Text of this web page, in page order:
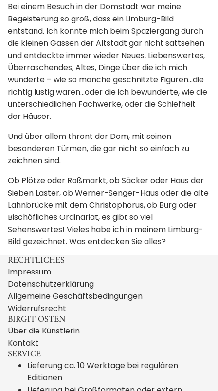
Bei einem Besuch in der Domstadt war meine
Begeisterung so groß, dass ein Limburg-Bild
entstand. Ich konnte mich beim Spaziergang durch
die kleinen Gassen der Altstadt gar nicht sattsehen
und entdeckte immer wieder Neues, Liebenswertes,
Überraschendes, Altes, Dinge über die ich mich
wunderte – wie so manche geschnitzte Figuren…die
richtig lustig waren…oder die ich bewunderte, wie die
unterschiedlichen Fachwerke, oder die Schiefheit
der Häuser.
Und über allem thront der Dom, mit seinen
besonderen Türmen, die gar nicht so einfach zu
zeichnen sind.
Ob Plötze oder Roßmarkt, ob Säcker oder Haus der
Sieben Laster, ob Werner-Senger-Haus oder die alte
Lahnbrücke mit dem Christophorus, ob Burg oder
Bischöfliches Ordinariat, es gibt so viel
Sehenswertes! Vieles habe ich in meinem Limburg-
Bild gezeichnet. Was entdecken Sie alles?
RECHTLICHES
Impressum
Datenschutzerklärung
Allgemeine Geschäftsbedingungen
Widerrufsrecht
BIRGIT OSTEN
Über die Künstlerin
Kontakt
SERVICE
Lieferung ca. 10 Werktage bei regulären
Editionen